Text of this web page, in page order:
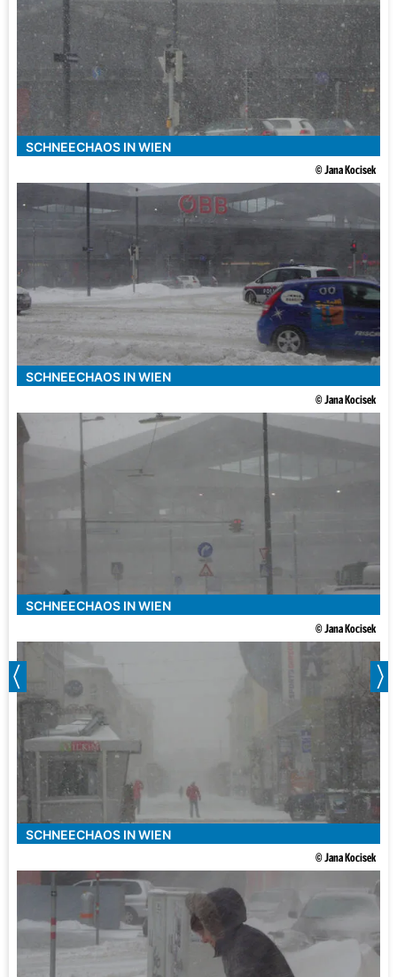
SCHNEECHAOS IN WIEN
© Jana Kocisek
SCHNEECHAOS IN WIEN
© Jana Kocisek
SCHNEECHAOS IN WIEN
© Jana Kocisek
SCHNEECHAOS IN WIEN
© Jana Kocisek